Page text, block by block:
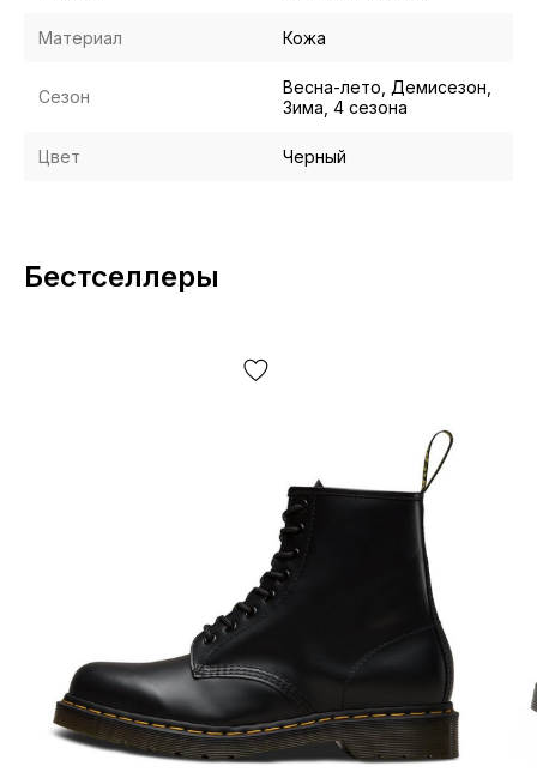
Материал Кожа
Сезон
Весна-лето, Демисезон,
Зима, 4 сезона
Цвет Черный
Бестселлеры